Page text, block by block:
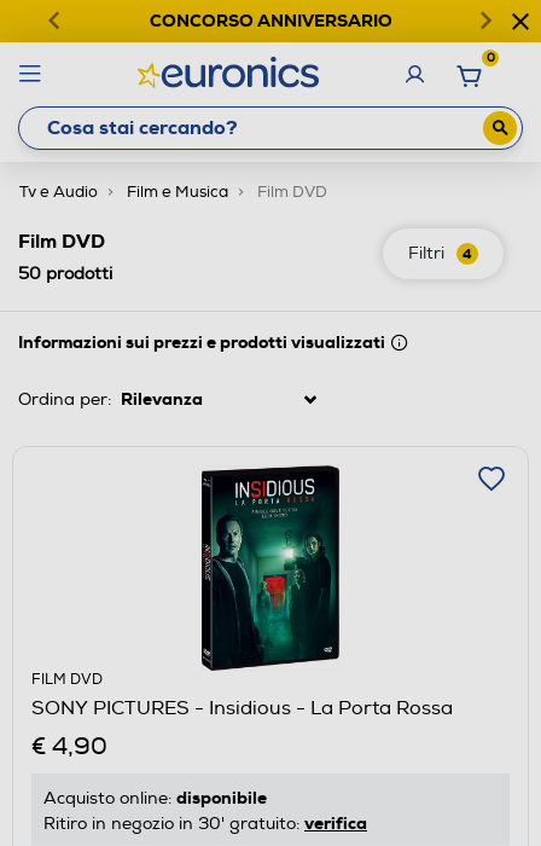
CONCORSO ANNIVERSARIO
0
Tv e Audio Film e Musica Film DVD
Filtri 4
Film DVD
50 prodotti
Informazioni sui prezzi e prodotti visualizzati
Ordina per:
FILM DVD
SONY PICTURES - Insidious - La Porta Rossa
€ 4,90
Acquisto online: disponibile
Ritiro in negozio in 30' gratuito: verifica